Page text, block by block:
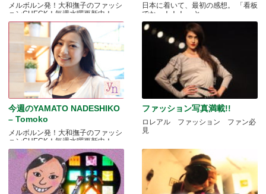
メルボルン発！大和撫子のファッシ
ョンCHECK！毎週水曜更新中！
日本に着いて、最初の感想。 「看板
でかっ！！！」 と.....
今週のYAMATO NADESHIKO
– Tomoko
メルボルン発！大和撫子のファッシ
ョンCHECK！毎週水曜更新中！
ファッション写真満載!!
ロレアル ファッション ファン必
見